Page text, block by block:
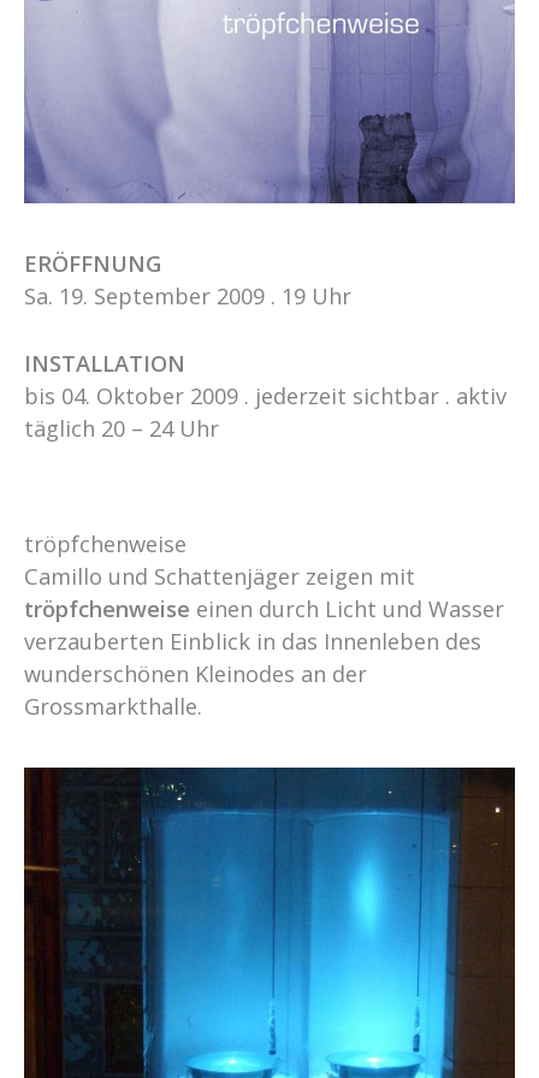
ERÖFFNUNG
Sa. 19. September 2009 . 19 Uhr
INSTALLATION
bis 04. Oktober 2009 . jederzeit sichtbar . aktiv
täglich 20 – 24 Uhr
tröpfchenweise
Camillo und Schattenjäger zeigen mit
tröpfchenweise einen durch Licht und Wasser
verzauberten Einblick in das Innenleben des
wunderschönen Kleinodes an der
Grossmarkthalle.